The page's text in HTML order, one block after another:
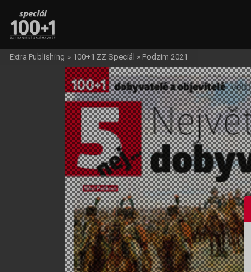
Extra Publishing » 100+1 ZZ Speciál » Podzim 2021